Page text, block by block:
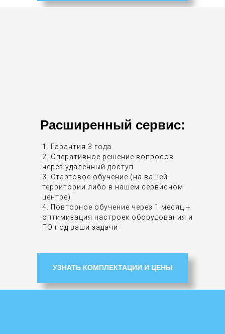
1. Гарантия 3 года
2. Оперативное решение вопросов
через удаленный доступ
3. Стартовое обучение (на вашей
территории либо в нашем сервисном
центре)
4. Повторное обучение через 1 месяц +
оптимизация настроек оборудования и
ПО под ваши задачи
Расширенный сервис:
УЗНАТЬ КОМПЛЕКТАЦИИ И ЦЕНЫ